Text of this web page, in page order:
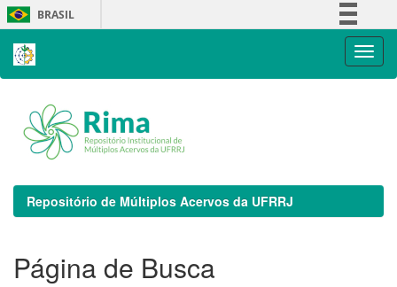
Skip
navigation
BRASIL
Repositório de Múltiplos Acervos da UFRRJ
Página de Busca